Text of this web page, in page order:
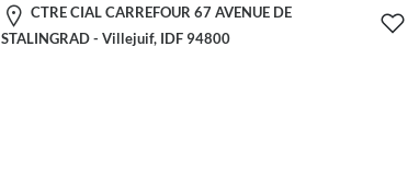
CTRE CIAL CARREFOUR 67 AVENUE DE
STALINGRAD - Villejuif, IDF 94800